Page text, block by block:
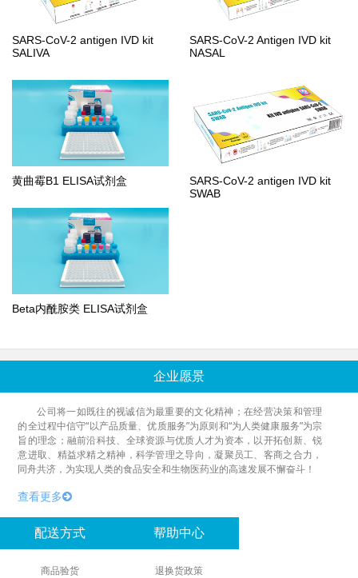
SARS-CoV-2 antigen IVD kit
SALIVA
SARS-CoV-2 Antigen IVD kit
NASAL
黄曲霉B1 ELISA试剂盒
SARS-CoV-2 antigen IVD kit
SWAB
Beta内酰胺类 ELISA试剂盒
企业愿景
公司将一如既往的视诚信为最重要的文化精神；在经营决策和管理
的全过程中信守“以产品质量、优质服务”为原则和“为人类健康服务”为宗
旨的理念；融前沿科技、全球资源与优质人才为资本，以开拓创新、锐
意进取、精益求精之精神，科学管理之导向，凝聚员工、客商之合力，
同舟共济，为实现人类的食品安全和生物医药业的高速发展不懈奋斗！
查看更多
配送方式
商品验货
帮助中心
退换货政策